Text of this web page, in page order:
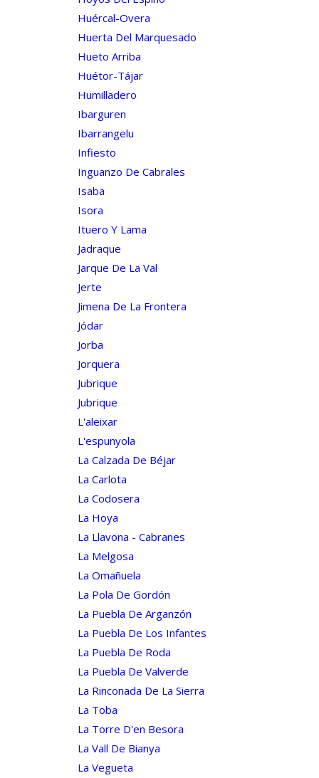
Huércal-Overa
Huerta Del Marquesado
Hueto Arriba
Huétor-Tájar
Humilladero
Ibarguren
Ibarrangelu
Infiesto
Inguanzo De Cabrales
Isaba
Isora
Ituero Y Lama
Jadraque
Jarque De La Val
Jerte
Jimena De La Frontera
Jódar
Jorba
Jorquera
Jubrique
Jubrique
L'aleixar
L'espunyola
La Calzada De Béjar
La Carlota
La Codosera
La Hoya
La Llavona - Cabranes
La Melgosa
La Omañuela
La Pola De Gordón
La Puebla De Arganzón
La Puebla De Los Infantes
La Puebla De Roda
La Puebla De Valverde
La Rinconada De La Sierra
La Toba
La Torre D'en Besora
La Vall De Bianya
La Vegueta